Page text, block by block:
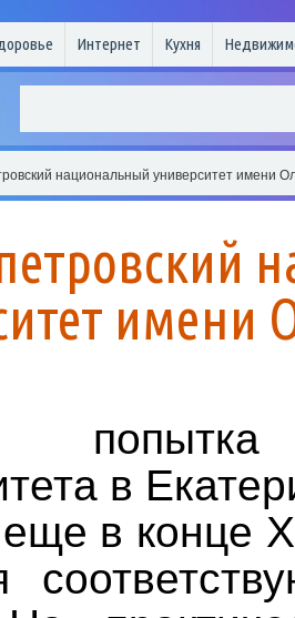
Интернет Кухня
национальный университет имени
имени
попытка
в
в конце